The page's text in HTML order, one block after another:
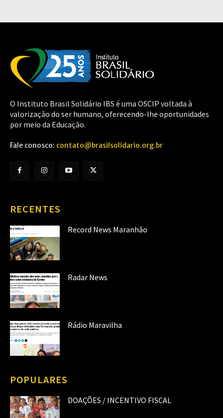
O Instituto Brasil Solidário IBS é uma OSCIP voltada à
valorização do ser humano, oferecendo-lhe oportunidades
por meio da Educação.
Fale conosco: contato@brasilsolidario.org.br
RECENTES
Record News Maranhão
Radar News
Rádio Maravilha
POPULARES
DOAÇÕES / INCENTIVO FISCAL